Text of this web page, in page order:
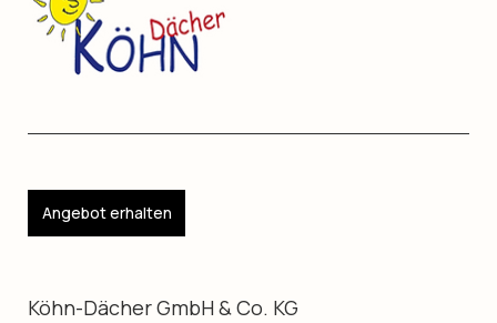
Köhn-Dächer GmbH & Co. KG
Angebot erhalten